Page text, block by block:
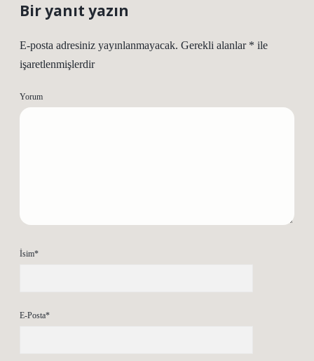
Bir yanıt yazın
E-posta adresiniz yayınlanmayacak. Gerekli alanlar * ile
işaretlenmişlerdir
Yorum
İsim*
E-Posta*